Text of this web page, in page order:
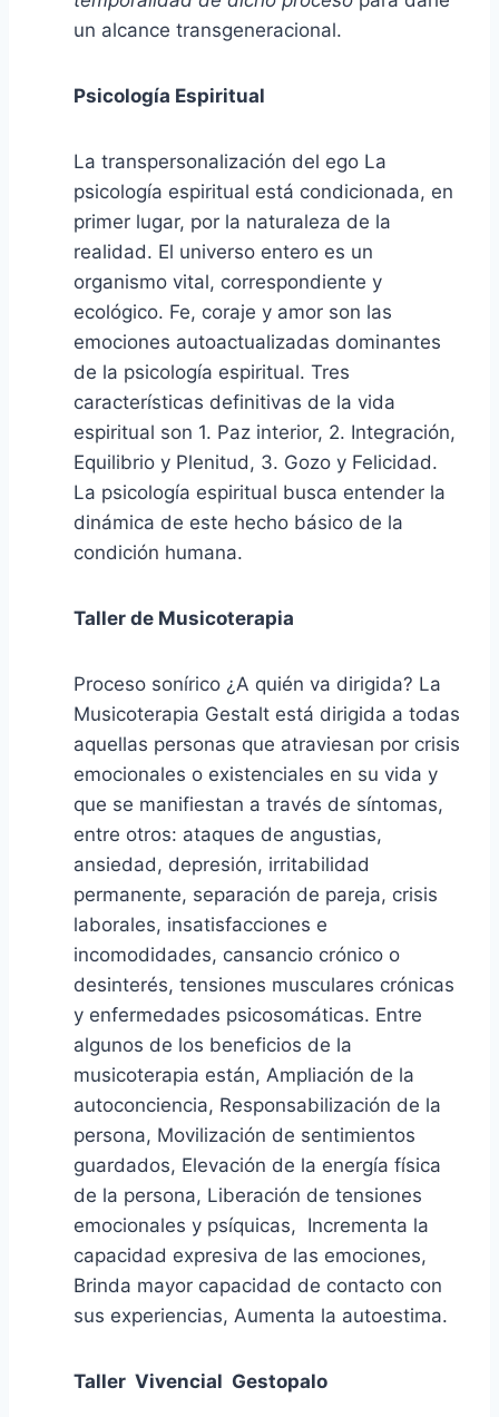
un alcance transgeneracional.
Psicología Espiritual
La transpersonalización del ego La
psicología espiritual está condicionada, en
primer lugar, por la naturaleza de la
realidad. El universo entero es un
organismo vital, correspondiente y
ecológico. Fe, coraje y amor son las
emociones autoactualizadas dominantes
de la psicología espiritual. Tres
características definitivas de la vida
espiritual son 1. Paz interior, 2. Integración,
Equilibrio y Plenitud, 3. Gozo y Felicidad.
La psicología espiritual busca entender la
dinámica de este hecho básico de la
condición humana.
Taller de Musicoterapia
Proceso sonírico ¿A quién va dirigida? La
Musicoterapia Gestalt está dirigida a todas
aquellas personas que atraviesan por crisis
emocionales o existenciales en su vida y
que se manifiestan a través de síntomas,
entre otros: ataques de angustias,
ansiedad, depresión, irritabilidad
permanente, separación de pareja, crisis
laborales, insatisfacciones e
incomodidades, cansancio crónico o
desinterés, tensiones musculares crónicas
y enfermedades psicosomáticas. Entre
algunos de los beneficios de la
musicoterapia están, Ampliación de la
autoconciencia, Responsabilización de la
persona, Movilización de sentimientos
guardados, Elevación de la energía física
de la persona, Liberación de tensiones
emocionales y psíquicas, Incrementa la
capacidad expresiva de las emociones,
Brinda mayor capacidad de contacto con
sus experiencias, Aumenta la autoestima.
Taller Vivencial Gestopalo